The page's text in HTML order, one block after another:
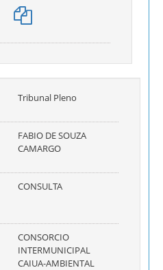
Tribunal Pleno
FABIO DE SOUZA
CAMARGO
CONSULTA
CONSORCIO
INTERMUNICIPAL
CAIUA-AMBIENTAL